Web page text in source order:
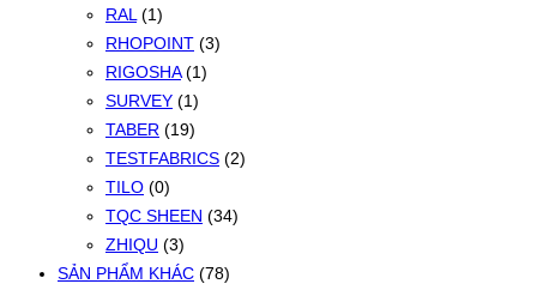
RAL (1)
RHOPOINT (3)
RIGOSHA (1)
SURVEY (1)
TABER (19)
TESTFABRICS (2)
TILO (0)
TQC SHEEN (34)
ZHIQU (3)
SẢN PHẨM KHÁC (78)